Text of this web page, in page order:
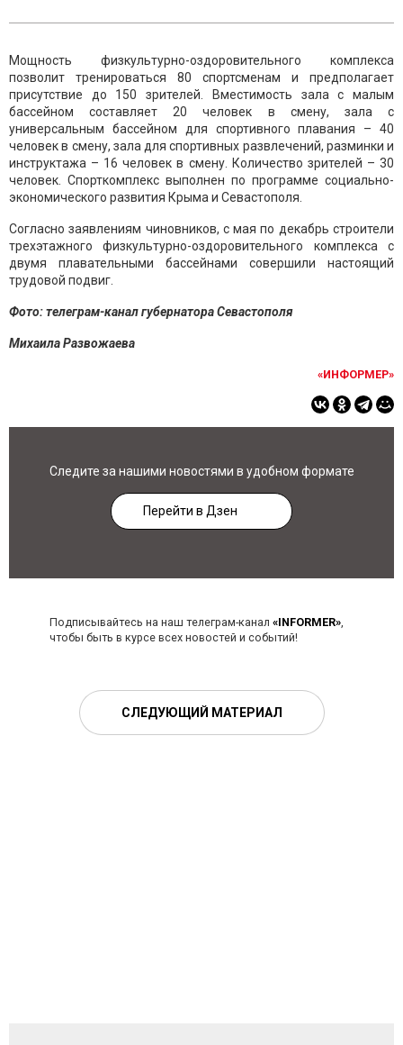
Мощность физкультурно-оздоровительного комплекса
позволит тренироваться 80 спортсменам и предполагает
присутствие до 150 зрителей. Вместимость зала с малым
бассейном составляет 20 человек в смену, зала с
универсальным бассейном для спортивного плавания – 40
человек в смену, зала для спортивных развлечений, разминки и
инструктажа – 16 человек в смену. Количество зрителей – 30
человек. Спорткомплекс выполнен по программе социально-
экономического развития Крыма и Севастополя.
Согласно заявлениям чиновников, с мая по декабрь строители
трехэтажного физкультурно-оздоровительного комплекса с
двумя плавательными бассейнами совершили настоящий
трудовой подвиг.
Фото: телеграм-канал губернатора Севастополя
Михаила Развожаева
«ИНФОРМЕР»
Следите за нашими новостями в удобном формате
Перейти в Дзен
Подписывайтесь на наш телеграм-канал «INFORMER»,
чтобы быть в курсе всех новостей и событий!
СЛЕДУЮЩИЙ МАТЕРИАЛ